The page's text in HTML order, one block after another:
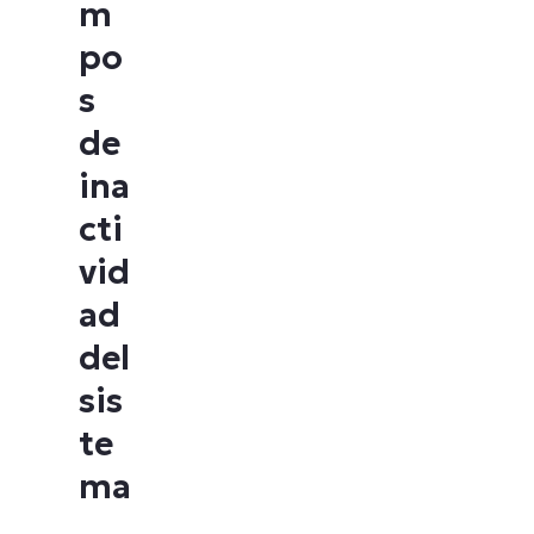
m
po
s
de
ina
cti
vid
ad
del
sis
te
ma